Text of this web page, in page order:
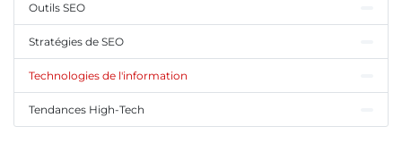
Outils SEO
Stratégies de SEO
Technologies de l'information
Tendances High-Tech